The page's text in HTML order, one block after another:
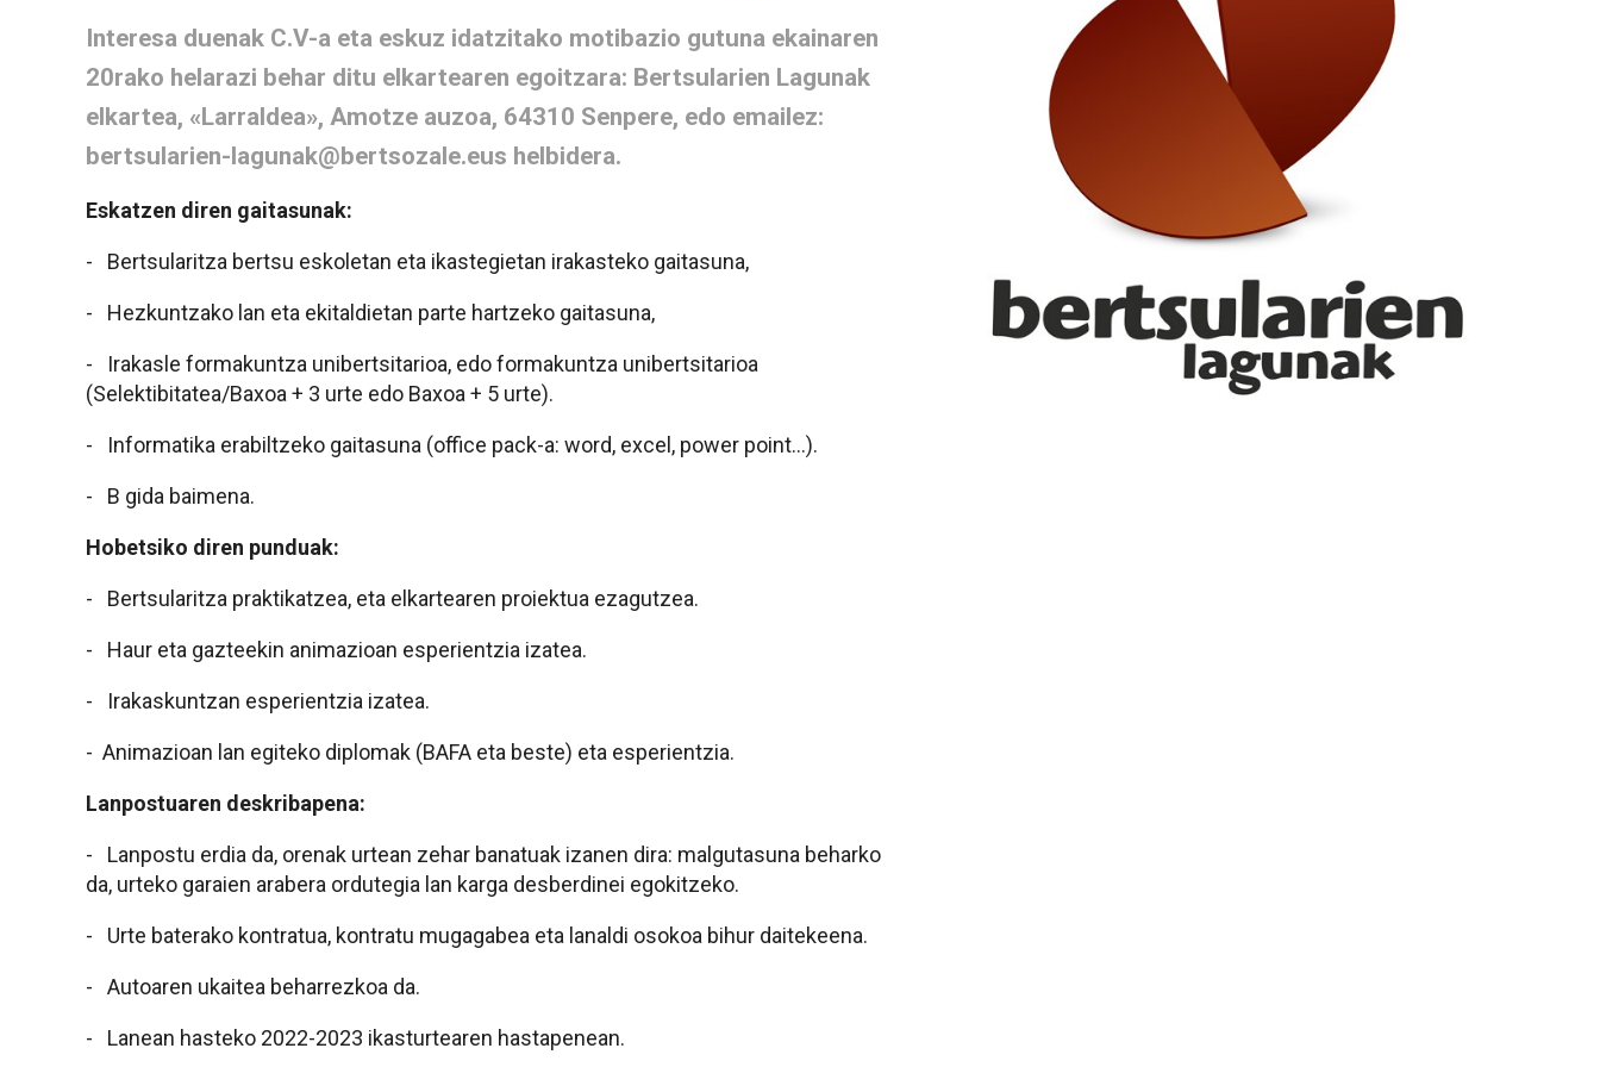
Interesa duenak C.V-a eta eskuz idatzitako motibazio gutuna ekainaren
20rako helarazi behar ditu elkartearen egoitzara: Bertsularien Lagunak
elkartea, «Larraldea», Amotze auzoa, 64310 Senpere, edo emailez:
bertsularien-lagunak@bertsozale.eus helbidera.
Eskatzen diren gaitasunak:
- Bertsularitza bertsu eskoletan eta ikastegietan irakasteko gaitasuna,
- Hezkuntzako lan eta ekitaldietan parte hartzeko gaitasuna,
- Irakasle formakuntza unibertsitarioa, edo formakuntza unibertsitarioa
(Selektibitatea/Baxoa + 3 urte edo Baxoa + 5 urte).
- Informatika erabiltzeko gaitasuna (office pack-a: word, excel, power point...).
- B gida baimena.
Hobetsiko diren punduak:
- Bertsularitza praktikatzea, eta elkartearen proiektua ezagutzea.
- Haur eta gazteekin animazioan esperientzia izatea.
- Irakaskuntzan esperientzia izatea.
- Animazioan lan egiteko diplomak (BAFA eta beste) eta esperientzia.
Lanpostuaren deskribapena:
- Lanpostu erdia da, orenak urtean zehar banatuak izanen dira: malgutasuna beharko
da, urteko garaien arabera ordutegia lan karga desberdinei egokitzeko.
- Urte baterako kontratua, kontratu mugagabea eta lanaldi osokoa bihur daitekeena.
- Autoaren ukaitea beharrezkoa da.
- Lanean hasteko 2022-2023 ikasturtearen hastapenean.